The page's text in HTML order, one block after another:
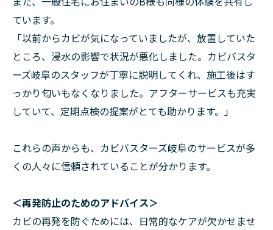
ています。
「以前からカビが気になっていましたが、放置していた
ところ、浸水の影響で状況が悪化しました。カビバスタ
ーズ岐阜のスタッフが丁寧に説明してくれ、施工後はす
っかり匂いもなくなりました。アフターサービスも充実
していて、定期点検の提案がとても助かります。」
これらの声からも、カビバスターズ岐阜のサービスが多
くの人々に信頼されていることが分かります。
＜再発防止のためのアドバイス＞
カビの再発を防ぐためには、日常的なケアが欠かせませ